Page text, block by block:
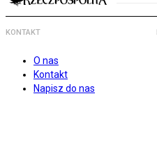
KONTAKT
O nas
Kontakt
Napisz do nas